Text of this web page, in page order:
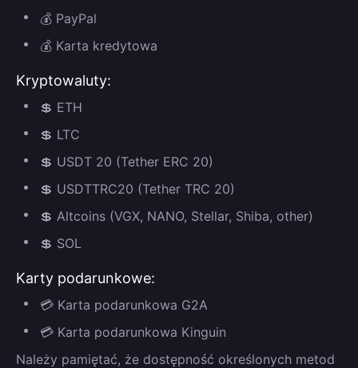
💰 PayPal
💰 Karta kredytowa
Kryptowaluty:
💲 ETH
💲 LTC
💲 USDT 20 (Tether ERC 20)
💲 USDTTRC20 (Tether TRC 20)
💲 Altcoins (VGX, NANO, Stellar, Shiba, other)
💲 SOL
Karty podarunkowe:
💳 Karta podarunkowa G2A
💳 Karta podarunkowa Kinguin
Należy pamiętać, że dostępność określonych metod